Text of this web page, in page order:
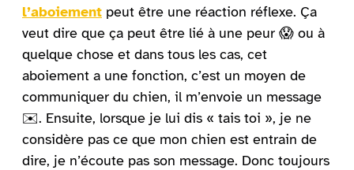
l’aboiement peut être une réaction réflexe. Ça
veut dire que ça peut être lié à une peur 😱 ou à
quelque chose et dans tous les cas, cet
aboiement a une fonction, c’est un moyen de
communiquer du chien, il m’envoie un message
✉️. Ensuite, lorsque je lui dis « tais toi », je ne
considère pas ce que mon chien est entrain de
dire, je n’écoute pas son message. Donc toujours